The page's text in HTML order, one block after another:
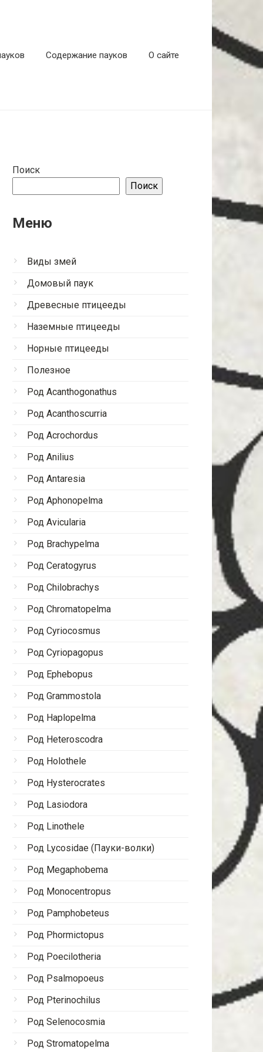
Содержание пауков О сайте
Поиск
Поиск
Меню
Виды змей
Домовый паук
Древесные птицееды
Наземные птицееды
Норные птицееды
Полезное
Род Acanthogonathus
Род Acanthoscurria
Род Acrochordus
Род Anilius
Род Antaresia
Род Aphonopelma
Род Avicularia
Род Brachypelma
Род Ceratogyrus
Род Chilobrachys
Род Chromatopelma
Род Cyriocosmus
Род Cyriopagopus
Род Ephebopus
Род Grammostola
Род Haplopelma
Род Heteroscodra
Род Holothele
Род Hysterocrates
Род Lasiodora
Род Linothele
Род Lycosidae (Пауки-волки)
Род Megaphobema
Род Monocentropus
Род Pamphobeteus
Род Phormictopus
Род Poecilotheria
Род Psalmopoeus
Род Pterinochilus
Род Selenocosmia
Род Stromatopelma